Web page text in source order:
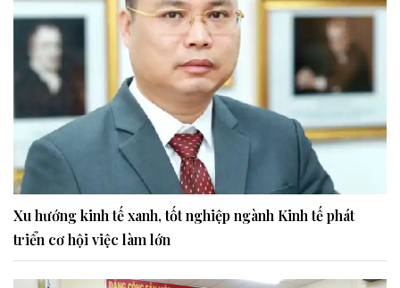
Xu hướng kinh tế xanh, tốt nghiệp ngành Kinh tế phát
triển cơ hội việc làm lớn